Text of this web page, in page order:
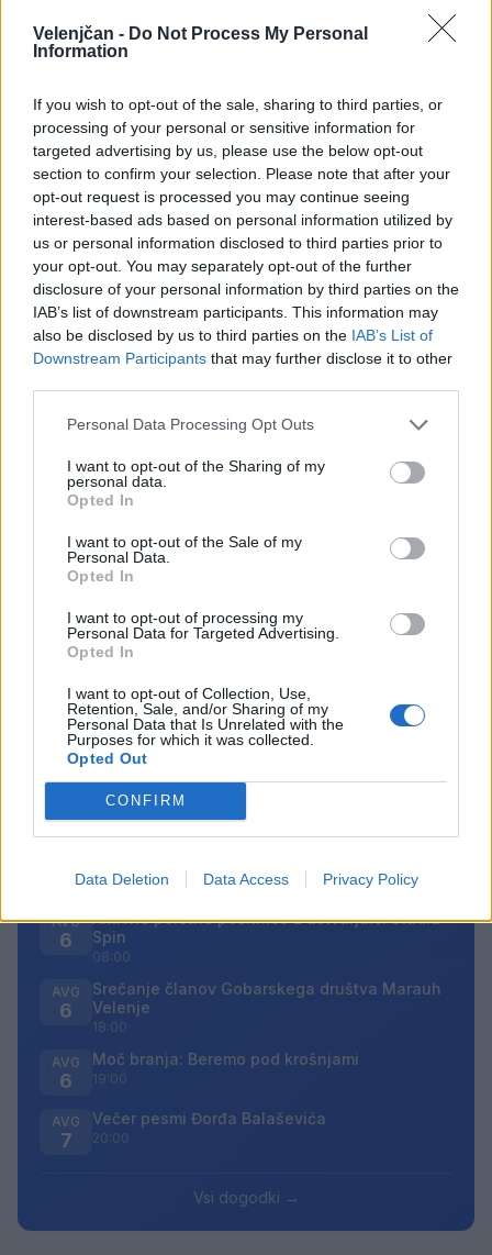
Velenjčan - Do Not Process My Personal
Information
If you wish to opt-out of the sale, sharing to third parties, or
processing of your personal or sensitive information for
targeted advertising by us, please use the below opt-out
section to confirm your selection. Please note that after your
opt-out request is processed you may continue seeing
interest-based ads based on personal information utilized by
us or personal information disclosed to third parties prior to
your opt-out. You may separately opt-out of the further
disclosure of your personal information by third parties on the
IAB’s list of downstream participants. This information may
also be disclosed by us to third parties on the IAB’s List of
Downstream Participants that may further disclose it to other
Personal Data Processing Opt Outs
I want to opt-out of the Sharing of my
personal data.
Opted In
I want to opt-out of the Sale of my
Personal Data.
Opted In
I want to opt-out of processing my
Personal Data for Targeted Advertising.
Opted In
I want to opt-out of Collection, Use,
Retention, Sale, and/or Sharing of my
Personal Data that Is Unrelated with the
Purposes for which it was collected.
Opted Out
CONFIRM
Data Deletion Data Access Privacy Policy
osvežitev
5. avgust 2026
Pol stoletja glasbe na tromeji: Graška
Gora obeležuje 50. jubilejni festival
narodno-zabavne glasbe
5. avgust 2026
Subvencioniranje nakupa električnih
vozil se zaključuje
Med vročinskim valom za preprečitev
zastrupitev ključno varno ravnanje s
Opozorilo:
posameznik kazensko odgovoren za javno spodbujanje
sovraštva, nasilja ali nestrpnosti. Komentarji z žaljivimi,
rasističnimi, diskriminatornimi ali nezakonitimi vsebinami
bodo odstranjeni.
Prihajajoči dogodki
AVG
6
Aktivne poletne počitnice z ustvarjalci Studia
Spin
08:00
AVG
6
Srečanje članov Gobarskega društva Marauh
Velenje
18:00
AVG
6
Moč branja: Beremo pod krošnjami
19:00
AVG
7
Večer pesmi Đorđa Balaševića
20:00
Vsi dogodki →